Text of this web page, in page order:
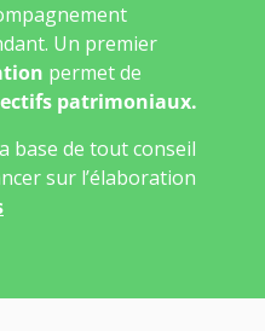
Un premier
permet de
patrimoniaux.
base de tout conseil
sur l’élaboration